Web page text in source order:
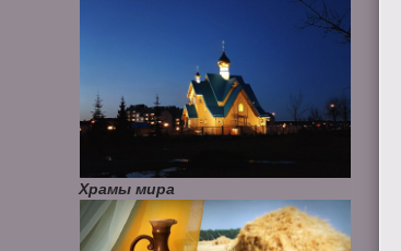
Храмы мира